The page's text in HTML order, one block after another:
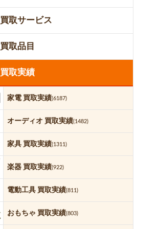
買取サービス
買取品目
買取実績
家電 買取実績(6187)
オーディオ 買取実績(1482)
家具 買取実績(1311)
楽器 買取実績(922)
電動工具 買取実績(811)
おもちゃ 買取実績(803)